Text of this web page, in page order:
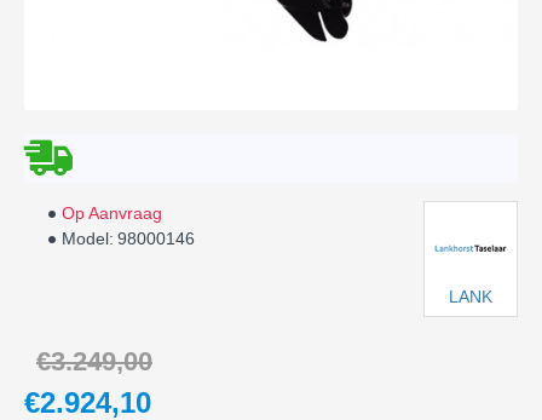
€2.924,10
€3.249,00
Op Aanvraag
Model: 98000146
LANK